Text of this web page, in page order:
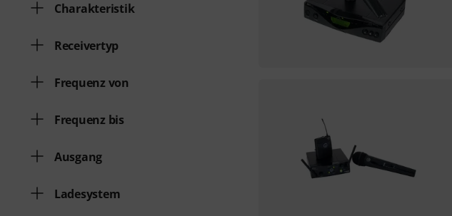
Charakteristik
Receivertyp
Frequenz von
Frequenz bis
Ausgang
Ladesystem